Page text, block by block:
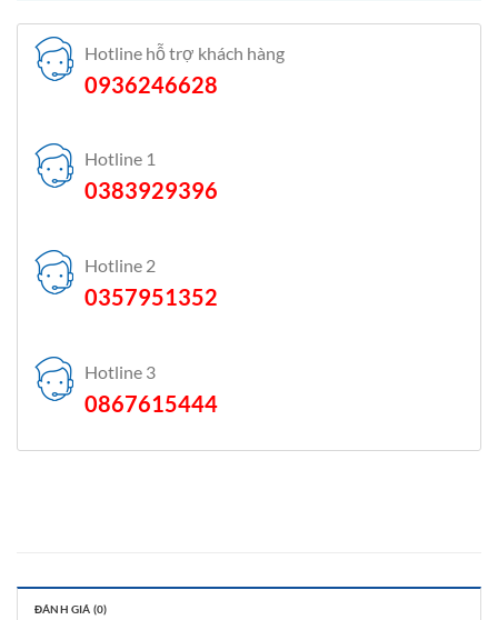
Hotline hỗ trợ khách hàng
0936246628
Hotline 1
0383929396
Hotline 2
0357951352
Hotline 3
0867615444
ĐÁNH GIÁ (0)